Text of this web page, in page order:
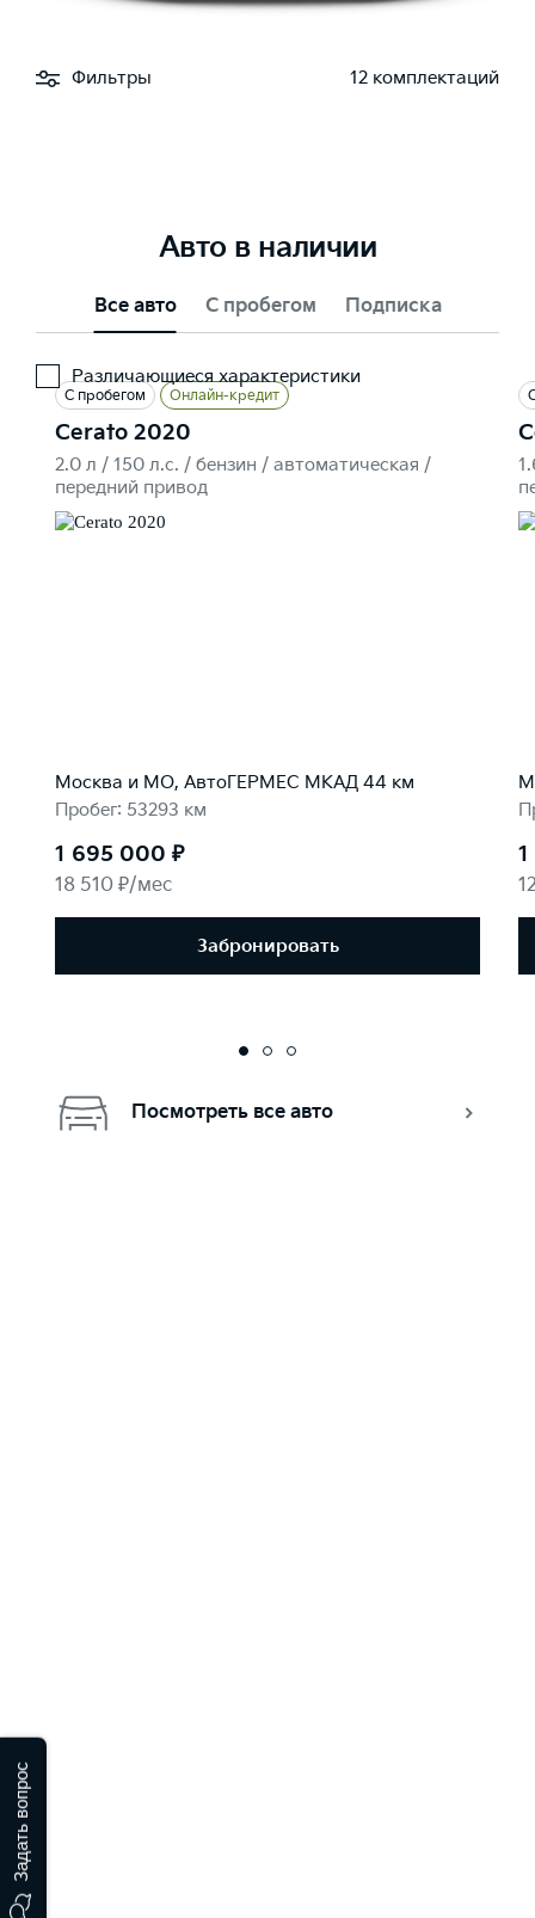
Фильтры 12 комплектаций
Различающиеся характеристики
— —
Авто в наличии
Все авто С пробегом Подписка
С пробегом Онлайн-кредит
Cerato 2020
2.0 л / 150 л.c. / бензин / автоматическая /
передний привод
Москва и МО, АвтоГЕРМЕС МКАД 44 км
Пробег: 53293 км
1 695 000 ₽
18 510 ₽/мес
Забронировать
Посмотреть все авто
Задать вопрос